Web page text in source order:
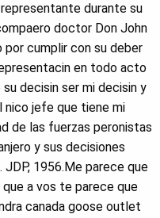
durante su
doctor Don John
cumplir con su deber
en todo acto
decisin ser mi decisin y
nico jefe que tiene mi
de las fuerzas peronistas
y sus decisiones
JDP, 1956.Me parece que
a vos te parece que
canada goose outlet